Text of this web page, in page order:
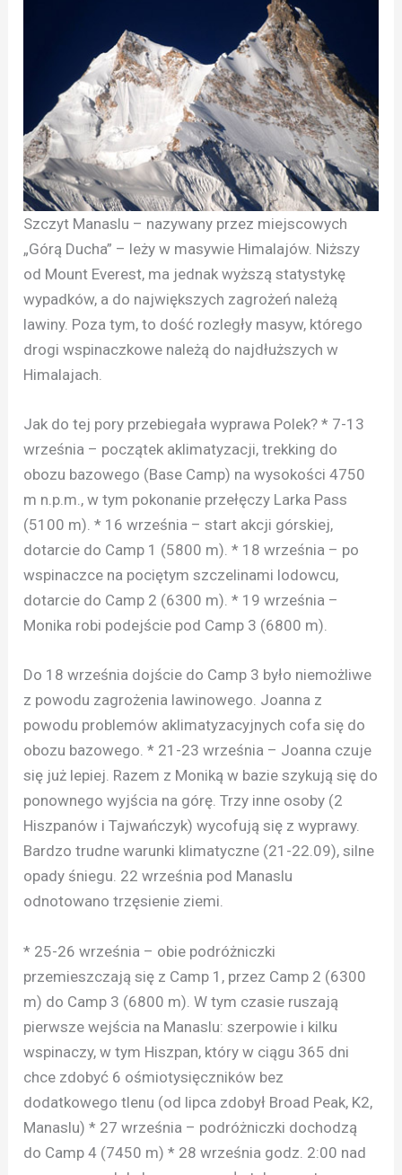
Szczyt Manaslu – nazywany przez miejscowych
„Górą Ducha” – leży w masywie Himalajów. Niższy
od Mount Everest, ma jednak wyższą statystykę
wypadków, a do największych zagrożeń należą
lawiny. Poza tym, to dość rozległy masyw, którego
drogi wspinaczkowe należą do najdłuższych w
Himalajach.
Jak do tej pory przebiegała wyprawa Polek? * 7-13
września – początek aklimatyzacji, trekking do
obozu bazowego (Base Camp) na wysokości 4750
m n.p.m., w tym pokonanie przełęczy Larka Pass
(5100 m). * 16 września – start akcji górskiej,
dotarcie do Camp 1 (5800 m). * 18 września – po
wspinaczce na pociętym szczelinami lodowcu,
dotarcie do Camp 2 (6300 m). * 19 września –
Monika robi podejście pod Camp 3 (6800 m).
Do 18 września dojście do Camp 3 było niemożliwe
z powodu zagrożenia lawinowego. Joanna z
powodu problemów aklimatyzacyjnych cofa się do
obozu bazowego. * 21-23 września – Joanna czuje
się już lepiej. Razem z Moniką w bazie szykują się do
ponownego wyjścia na górę. Trzy inne osoby (2
Hiszpanów i Tajwańczyk) wycofują się z wyprawy.
Bardzo trudne warunki klimatyczne (21-22.09), silne
opady śniegu. 22 września pod Manaslu
odnotowano trzęsienie ziemi.
* 25-26 września – obie podróżniczki
przemieszczają się z Camp 1, przez Camp 2 (6300
m) do Camp 3 (6800 m). W tym czasie ruszają
pierwsze wejścia na Manaslu: szerpowie i kilku
wspinaczy, w tym Hiszpan, który w ciągu 365 dni
chce zdobyć 6 ośmiotysięczników bez
dodatkowego tlenu (od lipca zdobył Broad Peak, K2,
Manaslu) * 27 września – podróżniczki dochodzą
do Camp 4 (7450 m) * 28 września godz. 2:00 nad